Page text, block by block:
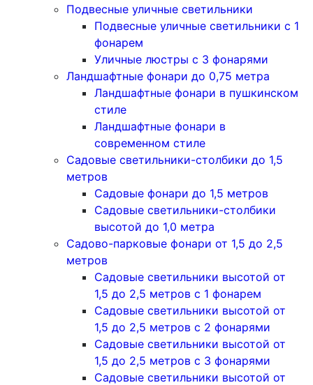
Подвесные уличные светильники
Подвесные уличные светильники с 1
фонарем
Уличные люстры с 3 фонарями
Ландшафтные фонари до 0,75 метра
Ландшафтные фонари в пушкинском
стиле
Ландшафтные фонари в
современном стиле
Садовые светильники-столбики до 1,5
метров
Садовые фонари до 1,5 метров
Садовые светильники-столбики
высотой до 1,0 метра
Садово-парковые фонари от 1,5 до 2,5
метров
Садовые светильники высотой от
1,5 до 2,5 метров с 1 фонарем
Садовые светильники высотой от
1,5 до 2,5 метров с 2 фонарями
Садовые светильники высотой от
1,5 до 2,5 метров с 3 фонарями
Садовые светильники высотой от